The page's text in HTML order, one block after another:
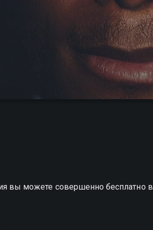
вы можете совершенно бесплатно в